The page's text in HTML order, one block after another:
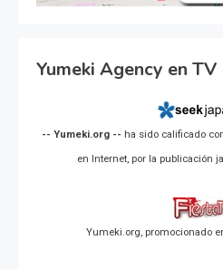
Yumeki Agency en TV
-- Yumeki.org -- ha sido calificado
en Internet, por la publicación
Yumeki.org, promocionado